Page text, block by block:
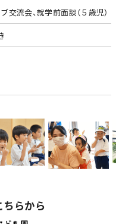
交流会、就学前面談（５歳児）
らから